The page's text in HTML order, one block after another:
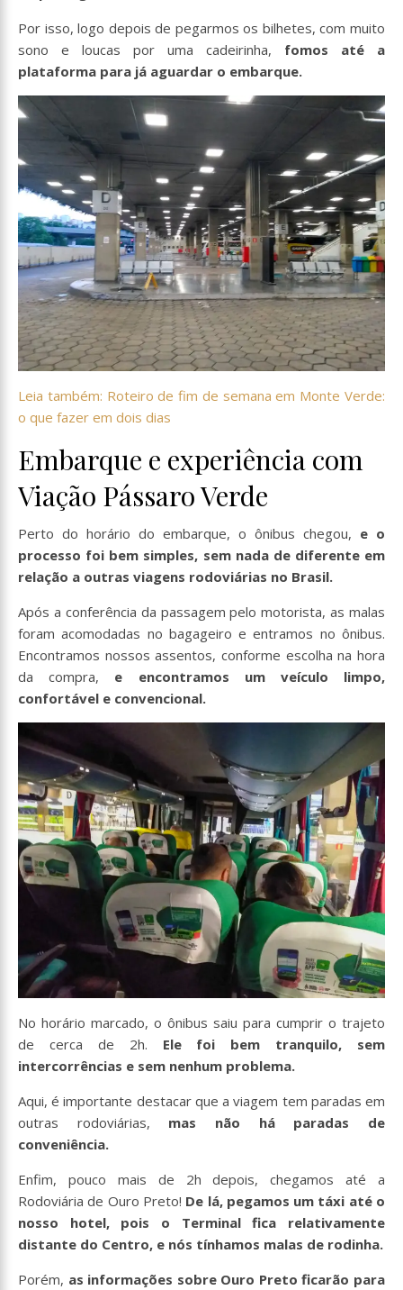
Por isso, logo depois de pegarmos os bilhetes, com muito
sono e loucas por uma cadeirinha, fomos até a
plataforma para já aguardar o embarque.
Leia também: Roteiro de fim de semana em Monte Verde:
o que fazer em dois dias
Embarque e experiência com
Viação Pássaro Verde
Perto do horário do embarque, o ônibus chegou, e o
processo foi bem simples, sem nada de diferente em
relação a outras viagens rodoviárias no Brasil.
Após a conferência da passagem pelo motorista, as malas
foram acomodadas no bagageiro e entramos no ônibus.
Encontramos nossos assentos, conforme escolha na hora
da compra, e encontramos um veículo limpo,
confortável e convencional.
No horário marcado, o ônibus saiu para cumprir o trajeto
de cerca de 2h. Ele foi bem tranquilo, sem
intercorrências e sem nenhum problema.
Aqui, é importante destacar que a viagem tem paradas em
outras rodoviárias, mas não há paradas de
conveniência.
Enfim, pouco mais de 2h depois, chegamos até a
Rodoviária de Ouro Preto! De lá, pegamos um táxi até o
nosso hotel, pois o Terminal fica relativamente
distante do Centro, e nós tínhamos malas de rodinha.
Porém, as informações sobre Ouro Preto ficarão para